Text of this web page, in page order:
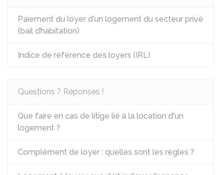
Paiement du loyer d'un logement du secteur privé
(bail d’habitation)
Indice de référence des loyers (IRL)
Questions ? Réponses !
Que faire en cas de litige lié à la location d'un
logement ?
Complément de loyer : quelles sont les règles ?